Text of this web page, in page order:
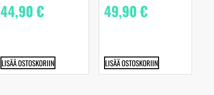
44,90€
LISÄÄ OSTOSKORIIN
49,90€
LISÄÄ OSTOSKORIIN